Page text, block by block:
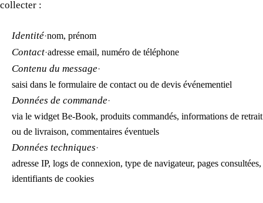
collecter :
Identité·nom, prénom
Contact·adresse email, numéro de téléphone
Contenu du message·
saisi dans le formulaire de contact ou de devis événementiel
Données de commande·
via le widget Be-Book, produits commandés, informations de retrait
ou de livraison, commentaires éventuels
Données techniques·
adresse IP, logs de connexion, type de navigateur, pages consultées,
identifiants de cookies